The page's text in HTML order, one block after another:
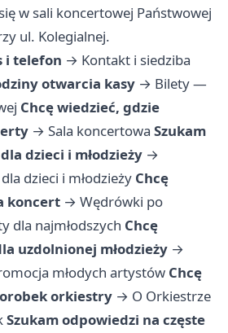
w sali koncertowej Państwowej
ul. Kolegialnej.
i telefon → Kontakt i siedziba
otwarcia kasy → Bilety —
Chcę wiedzieć, gdzie
→ Sala koncertowa Szukam
dzieci i młodzieży →
dzieci i młodzieży Chcę
koncert → Wędrówki po
dla najmłodszych Chcę
uzdolnionej młodzieży →
młodych artystów Chcę
orkiestry → O Orkiestrze
Szukam odpowiedzi na częste